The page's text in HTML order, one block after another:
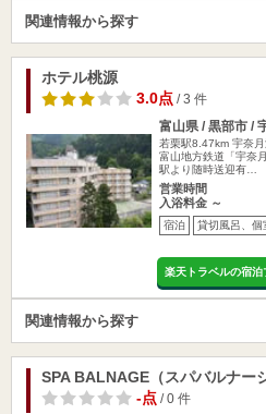
関連情報から探す
ホテル桃源
3.0点/ 3 件
富山県 / 黒部市 /
若栗駅8.47km 宇奈
富山地方鉄道「宇奈
駅より随時送迎有…
営業時間
入浴料金 ～
宿泊 貸切風呂、個
楽天トラベルの宿泊
関連情報から探す
SPA BALNAGE（スパバルナー
-点/ 0 件